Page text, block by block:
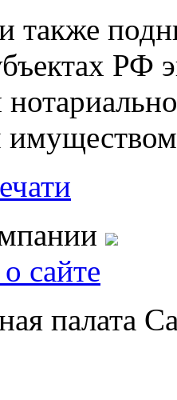
также
РФ
сайте
палата